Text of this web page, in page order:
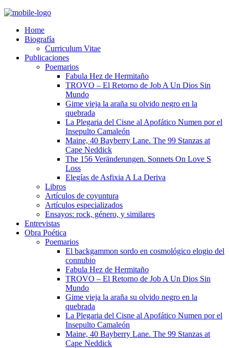
Home
Biografía
Curriculum Vitae​
Publicaciones
Poemarios
Fabula Hez de Hermitaño
TROVO – El Retorno de Job A Un Dios Sin
Mundo
Gime vieja la araña su olvido negro en la
quebrada
La Plegaria del Cisne al Apofático Numen por el
Insepulto Camaleón
Maine, 40 Bayberry Lane. The 99 Stanzas at
Cape Neddick
The 156 Veränderungen. Sonnets On Love S
Loss
Elegías de Asfixia A La Deriva
Libros
Artículos de coyuntura
Artículos especializados
Ensayos: rock, género, y similares
Entrevistas
Obra Poética
Poemarios
El backgammon sordo en cosmológico elogio del
connubio
Fabula Hez de Hermitaño
TROVO – El Retorno de Job A Un Dios Sin
Mundo
Gime vieja la araña su olvido negro en la
quebrada
La Plegaria del Cisne al Apofático Numen por el
Insepulto Camaleón
Maine, 40 Bayberry Lane. The 99 Stanzas at
Cape Neddick